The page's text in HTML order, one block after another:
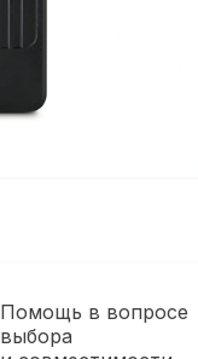
Помощь в вопросе
выбора